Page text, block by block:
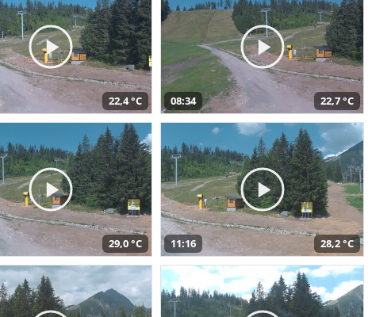
22,4 °C 08:34 22,7 °C
29,0 °C 11:16 28,2 °C